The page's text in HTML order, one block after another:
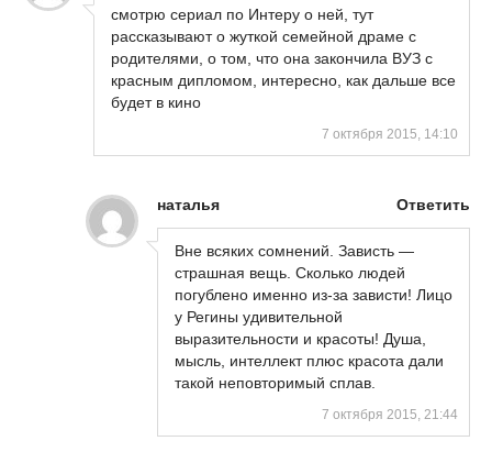
смотрю сериал по Интеру о ней, тут
рассказывают о жуткой семейной драме с
родителями, о том, что она закончила ВУЗ с
красным дипломом, интересно, как дальше все
будет в кино
7 октября 2015, 14:10
наталья Ответить
Вне всяких сомнений. Зависть —
страшная вещь. Сколько людей
погублено именно из-за зависти! Лицо
у Регины удивительной
выразительности и красоты! Душа,
мысль, интеллект плюс красота дали
такой неповторимый сплав.
7 октября 2015, 21:44